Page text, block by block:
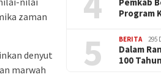
zaman
denyut
marwah
Pemkab
Program
5 BERITA 295
Dalam
100